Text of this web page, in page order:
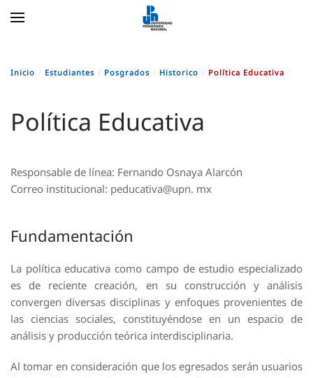
Inicio Estudiantes Posgrados Historico Política Educativa
Política Educativa
Responsable de línea: Fernando Osnaya Alarcón
Correo institucional: peducativa@upn. mx
Fundamentación
La política educativa como campo de estudio especializado
es de reciente creación, en su construcción y análisis
convergen diversas disciplinas y enfoques provenientes de
las ciencias sociales, constituyéndose en un espacio de
análisis y producción teórica interdisciplinaria.
Al tomar en consideración que los egresados serán usuarios